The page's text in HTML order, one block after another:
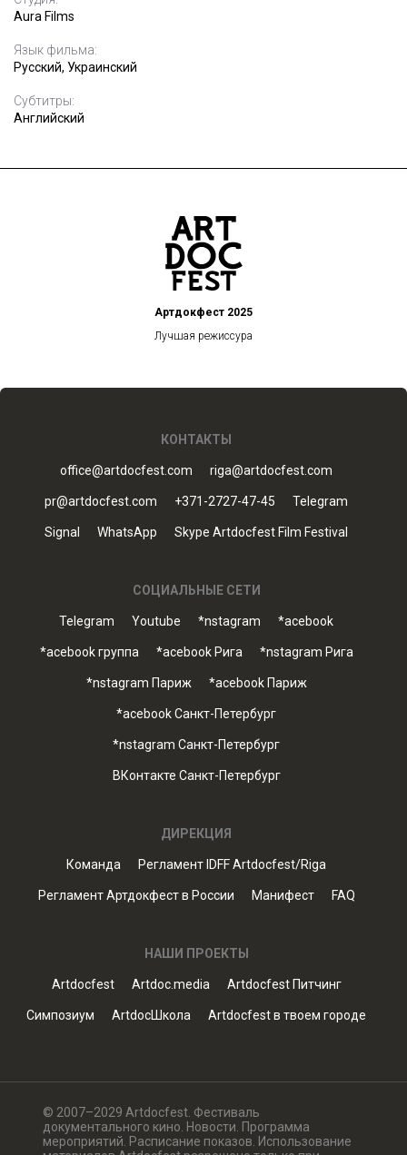
Aura Films
Язык фильма:
Русский, Украинский
Субтитры:
Английский
Артдокфест 2025
Лучшая режиссура
КОНТАКТЫ
office@artdocfest.com riga@artdocfest.com
pr@artdocfest.com +371-2727-47-45 Telegram
Signal WhatsApp Skype Artdocfest Film Festival
СОЦИАЛЬНЫЕ СЕТИ
Telegram Youtube *nstagram *acebook
*acebook группа *acebook Рига *nstagram Рига
*nstagram Париж *acebook Париж
*acebook Санкт-Петербург
*nstagram Санкт-Петербург
ВКонтакте Санкт-Петербург
ДИРЕКЦИЯ
Команда Регламент IDFF Artdocfest/Riga
Регламент Артдокфест в России Манифест FAQ
НАШИ ПРОЕКТЫ
Artdocfest Artdoc.media Artdocfest Питчинг
Симпозиум ArtdocШкола Artdocfest в твоем городе
© 2007–2029 Artdocfest. Фестиваль
документального кино. Новости. Программа
мероприятий. Расписание показов. Использование